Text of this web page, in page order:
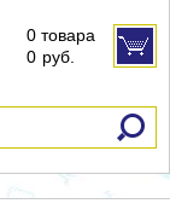
0 товара
0 руб.